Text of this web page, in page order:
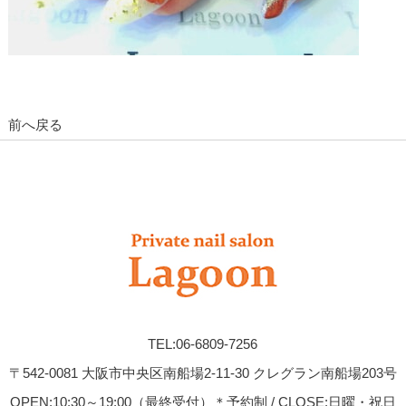
前へ戻る
TEL:06-6809-7256
〒542-0081 大阪市中央区南船場2-11-30 クレグラン南船場203号
OPEN:10:30～19:00（最終受付）＊予約制 / CLOSE:日曜・祝日